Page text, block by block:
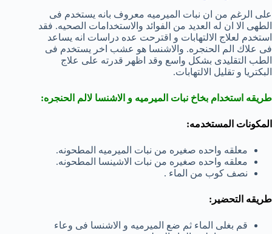
على الرغم من ان نبات الميرميه معروف بانه يستخدم فى
الطهى الا ان له العديد من الفوائد والاستخدامات الصحيه. فقد
استخدم لعلاج الالتهابات و اقترحت عده دراسات انه يساعد
فى علاك الم الحنجره. والاشنسا هو عشب اخر يستخدم فى
الطب التقليدى بشكل واسع وقد اظهر قدرته على علاج
البكتريا و تقليل الالتهابات.
طريقه استخدام بخاخ نبات الميرميه و الاشنسا لالم الحنجره:
المكونات المستخدمه:
معلقه واحده صغيره من نبات الميرميه المطحونه.
معلقه واحده صغيره من نبات الاشينسا المطحونه.
نصف كوب من الماء .
طريقه التحضير:
قم بغلى الماء ثم ضع الميرميه و الاشنسا فى وعاء